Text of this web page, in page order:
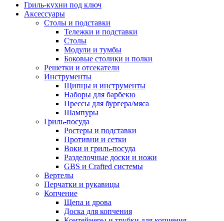
Гриль-кухни под ключ
Аксессуары
Столы и подставки
Тележки и подставки
Столы
Модули и тумбы
Боковые столики и полки
Решетки и отсекатели
Инструменты
Щипцы и инструменты
Наборы для барбекю
Прессы для бургера/мяса
Шампуры
Гриль-посуда
Ростеры и подставки
Противни и сетки
Воки и гриль-посуда
Разделочные доски и ножи
GBS и Crafted системы
Вертелы
Перчатки и рукавицы
Копчение
Щепа и дрова
Доска для копчения